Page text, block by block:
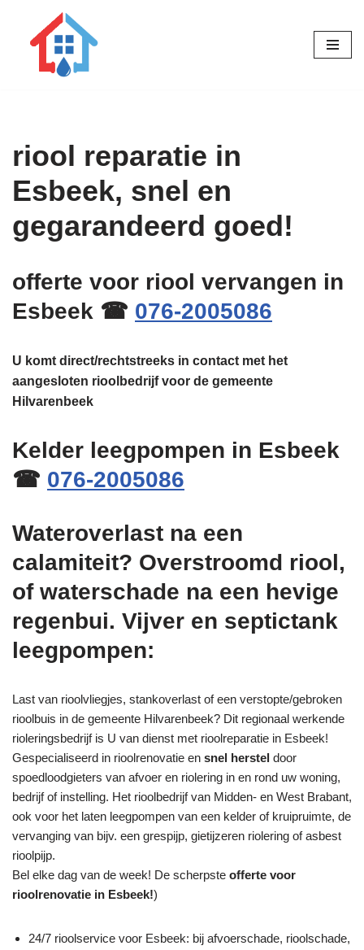
riool reparatie in
Esbeek, snel en
gegarandeerd goed!
offerte voor riool vervangen in
Esbeek ☎ 076-2005086
U komt direct/rechtstreeks in contact met het
aangesloten rioolbedrijf voor de gemeente
Hilvarenbeek
Kelder leegpompen in Esbeek
☎ 076-2005086
Wateroverlast na een
calamiteit? Overstroomd riool,
of waterschade na een hevige
regenbui. Vijver en septictank
leegpompen:
Last van rioolvliegjes, stankoverlast of een verstopte/gebroken
rioolbuis in de gemeente Hilvarenbeek? Dit regionaal werkende
rioleringsbedrijf is U van dienst met rioolreparatie in Esbeek!
Gespecialiseerd in rioolrenovatie en snel herstel door
spoedloodgieters van afvoer en riolering in en rond uw woning,
bedrijf of instelling. Het rioolbedrijf van Midden- en West Brabant,
ook voor het laten leegpompen van een kelder of kruipruimte, de
vervanging van bijv. een grespijp, gietijzeren riolering of asbest
rioolpijp.
Bel elke dag van de week! De scherpste offerte voor
rioolrenovatie in Esbeek!)
24/7 rioolservice voor Esbeek: bij afvoerschade, rioolschade,